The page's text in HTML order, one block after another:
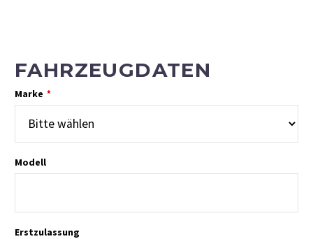
FAHRZEUGDATEN
Marke *
Modell
Erstzulassung